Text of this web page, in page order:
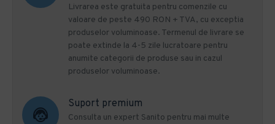
Livrarea este gratuita pentru comenzile cu
valoare de peste 490 RON + TVA, cu exceptia
produselor voluminoase. Termenul de livrare se
poate extinde la 4-5 zile lucratoare pentru
anumite categorii de produse sau in cazul
produselor voluminoase.
Suport premium
Consulta un expert Sanito pentru mai multe